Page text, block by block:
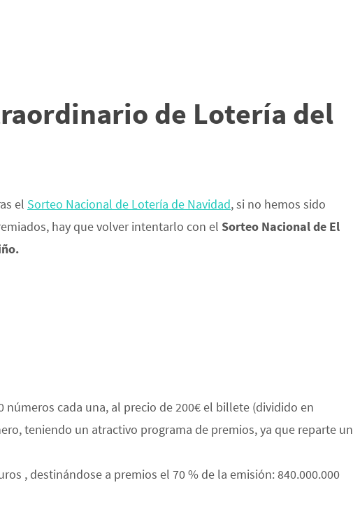
de Lotería del
el Sorteo Nacional de Lotería de Navidad, si no hemos sido
hay que volver intentarlo con el Sorteo Nacionalde El
números cada una, al precio de 200€ el billete (dividido en
teniendo un atractivo programa de premios, ya que reparte un
, destinándose a premios el 70 % de la emisión: 840.000.000